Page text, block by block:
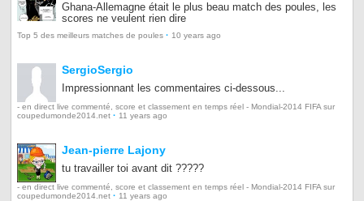
Ghana-Allemagne était le plus beau match des poules, les
scores ne veulent rien dire
Top 5 des meilleurs matches de poules · 10 years ago
SergioSergio
Impressionnant les commentaires ci-dessous...
- en direct live commenté, score et classement en temps réel - Mondial-2014 FIFA sur
coupedumonde2014.net · 11 years ago
Jean-pierre Lajony
tu travailler toi avant dit ?????
- en direct live commenté, score et classement en temps réel - Mondial-2014 FIFA sur
coupedumonde2014.net · 11 years ago